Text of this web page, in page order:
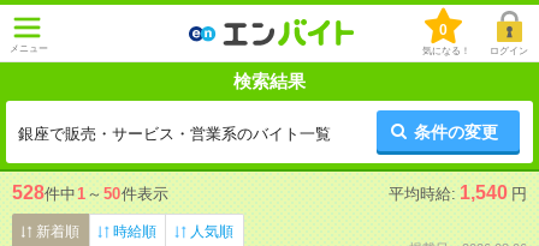
メニュー
0
気になる！ ログイン
検索結果
銀座で販売・サービス・営業系のバイト一覧 条件の変更
528件中1 ～ 50件表示 平均時給: 1,540 円
新着順 時給順 人気順